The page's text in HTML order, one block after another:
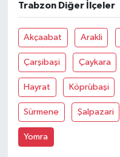
Trabzon Diğer İlçeler
Akçaabat Arakli
Çarşibaşi Çaykara
Hayrat Köprübaşi
Sürmene Şalpazari
Yomra